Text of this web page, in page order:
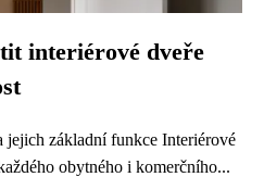
interiérové dveře
základní funkce Interiérové
obytného i komerčního...